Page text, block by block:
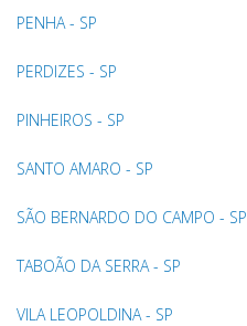
PENHA - SP
PERDIZES - SP
PINHEIROS - SP
SANTO AMARO - SP
SÃO BERNARDO DO CAMPO - SP
TABOÃO DA SERRA - SP
VILA LEOPOLDINA - SP